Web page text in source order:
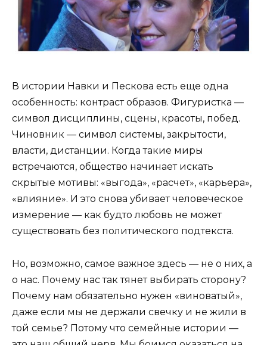
В истории Навки и Пескова есть еще одна
особенность: контраст образов. Фигуристка —
символ дисциплины, сцены, красоты, побед.
Чиновник — символ системы, закрытости,
власти, дистанции. Когда такие миры
встречаются, общество начинает искать
скрытые мотивы: «выгода», «расчет», «карьера»,
«влияние». И это снова убивает человеческое
измерение — как будто любовь не может
существовать без политического подтекста.
Но, возможно, самое важное здесь — не о них, а
о нас. Почему нас так тянет выбирать сторону?
Почему нам обязательно нужен «виноватый»,
даже если мы не держали свечку и не жили в
той семье? Потому что семейные истории —